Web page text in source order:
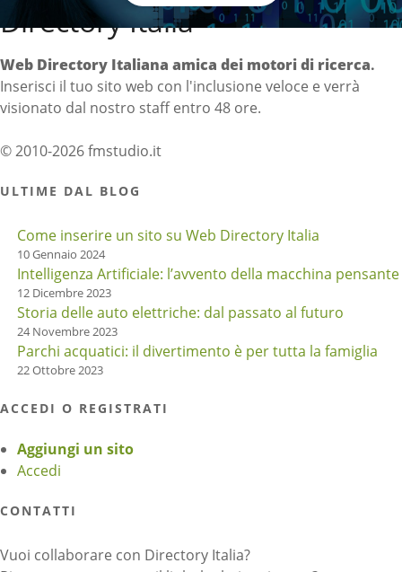
Directory Italia
Web Directory Italiana amica dei motori di ricerca.
Inserisci il tuo sito web con l'inclusione veloce e verrà
visionato dal nostro staff entro 48 ore.
© 2010-2026 fmstudio.it
ULTIME DAL BLOG
Come inserire un sito su Web Directory Italia
10 Gennaio 2024
Intelligenza Artificiale: l’avvento della macchina pensante
12 Dicembre 2023
Storia delle auto elettriche: dal passato al futuro
24 Novembre 2023
Parchi acquatici: il divertimento è per tutta la famiglia
22 Ottobre 2023
ACCEDI O REGISTRATI
Aggiungi un sito
Accedi
CONTATTI
Vuoi collaborare con Directory Italia?